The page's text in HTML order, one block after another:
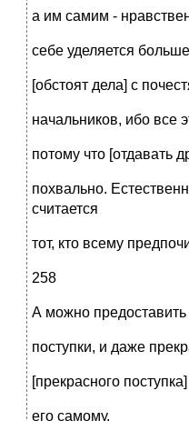
а им самим -
себе уделяется
[обстоят дела] с
начальников, ибо все
потому что [отдавать
похвально.
считается
тот, кто всему
258
А можно предоставить
поступки, и даже
[прекрасного
его самому.